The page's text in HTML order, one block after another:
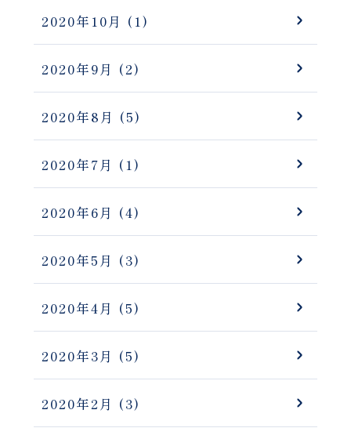
2020年10月 (1)
2020年9月 (2)
2020年8月 (5)
2020年7月 (1)
2020年6月 (4)
2020年5月 (3)
2020年4月 (5)
2020年3月 (5)
2020年2月 (3)